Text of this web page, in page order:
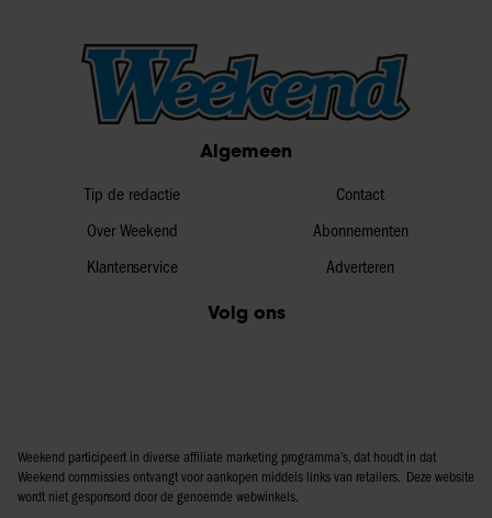
Algemeen
Tip de redactie
Over Weekend
Klantenservice
Contact
Abonnementen
Adverteren
Volg ons
Weekend participeert in diverse affiliate marketing programma’s, dat houdt in dat
Weekend commissies ontvangt voor aankopen middels links van retailers. Deze website
wordt niet gesponsord door de genoemde webwinkels.